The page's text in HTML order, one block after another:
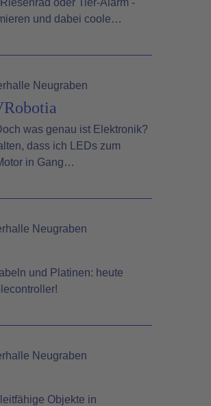
oder Tier-Alarm -
und dabei coole…
Neugraben
was genau ist Elektronik?
dass ich LEDs zum
in Gang…
Neugraben
und Platinen: heute
Neugraben
Objekte in